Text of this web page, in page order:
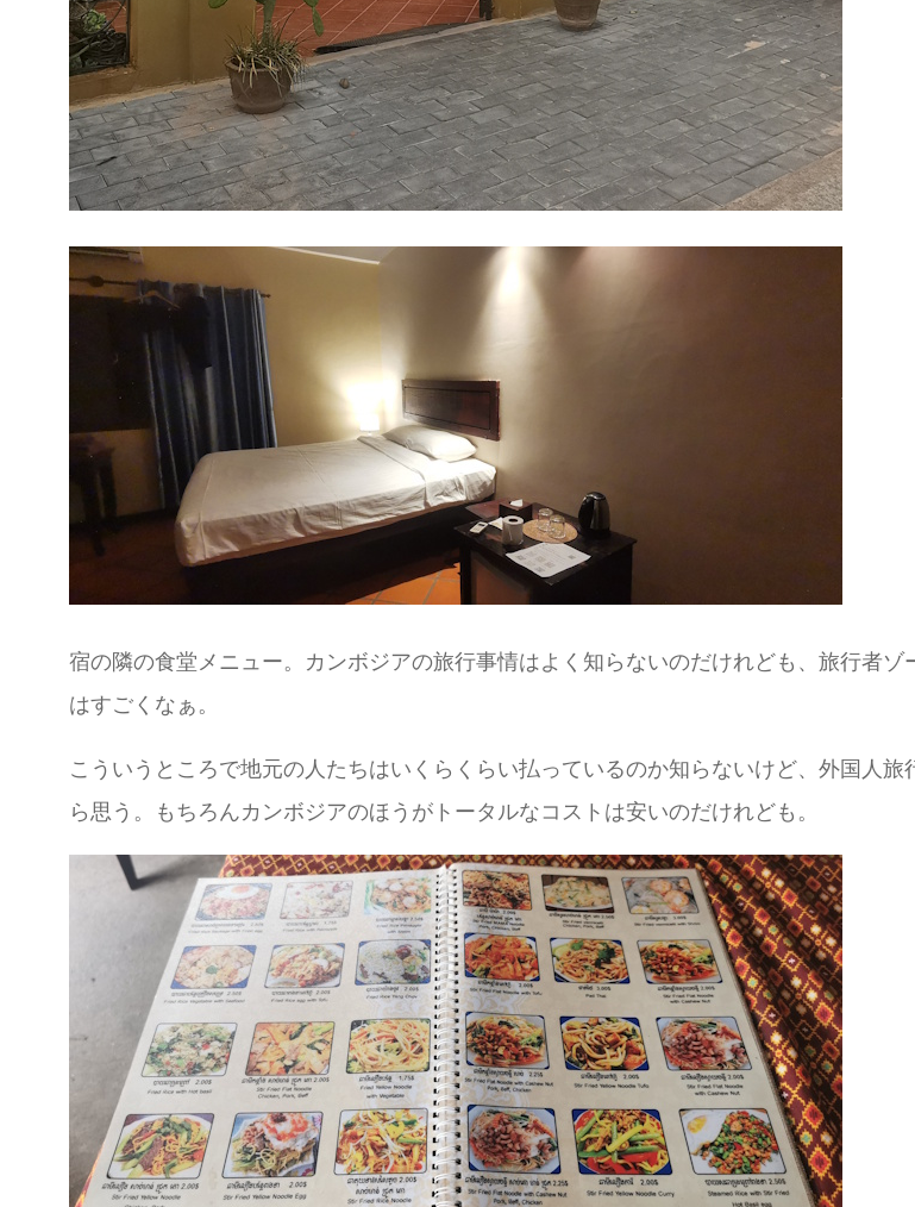
宿の隣の食堂メニュー。カンボジアの旅行事情はよく知らないのだけれども、旅行者
はすごくなぁ。
こういうところで地元の人たちはいくらくらい払っているのか知らないけど、外国人
ら思う。もちろんカンボジアのほうがトータルなコストは安いのだけれども。